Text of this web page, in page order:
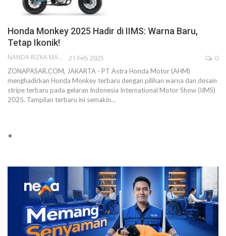
Honda Monkey 2025 Hadir di IIMS: Warna Baru,
Tetap Ikonik!
NANDA RIZKA MAHENDRA 21 Feb 2025 0
ZONAPASAR.COM, JAKARTA - PT Astra Honda Motor (AHM)
menghadirkan Honda Monkey terbaru dengan pilihan warna dan desain
stripe terbaru pada gelaran Indonesia International Motor Show (IIMS)
2025. Tampilan terbaru ini semakin…